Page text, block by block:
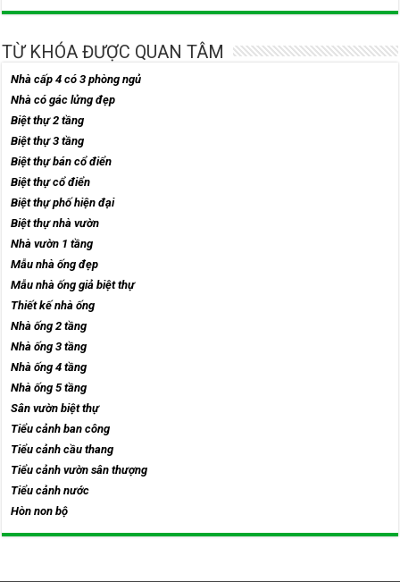
TỪ KHÓA ĐƯỢC QUAN TÂM
Nhà cấp 4 có 3 phòng ngủ
Nhà có gác lửng đẹp
Biệt thự 2 tầng
Biệt thự 3 tầng
Biệt thự bán cổ điển
Biệt thự cổ điển
Biệt thự phố hiện đại
Biệt thự nhà vườn
Nhà vườn 1 tầng
Mẫu nhà ống đẹp
Mẫu nhà ống giả biệt thự
Thiết kế nhà ống
Nhà ống 2 tầng
Nhà ống 3 tầng
Nhà ống 4 tầng
Nhà ống 5 tầng
Sân vườn biệt thự
Tiểu cảnh ban công
Tiểu cảnh cầu thang
Tiểu cảnh vườn sân thượng
Tiểu cảnh nước
Hòn non bộ